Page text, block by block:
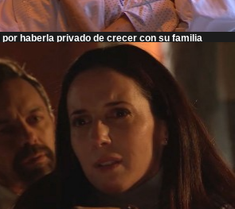
haberla privado de crecer con su familia